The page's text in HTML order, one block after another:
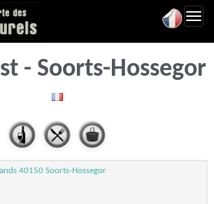
- Soorts-Hossegor
40150 Soorts-Hossegor